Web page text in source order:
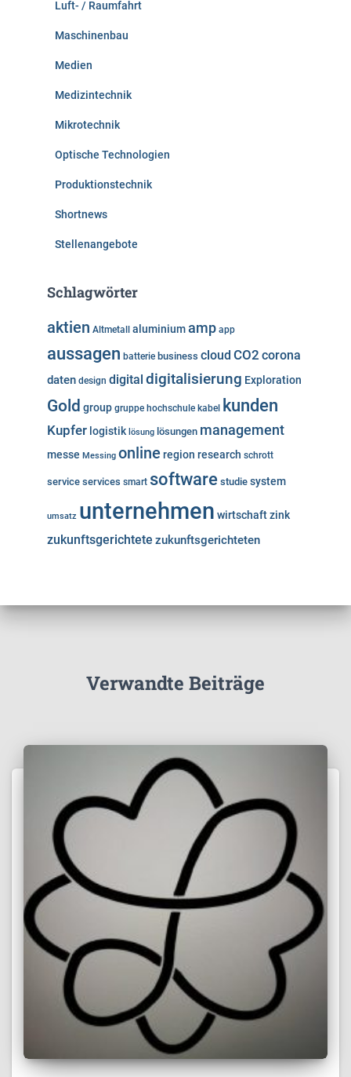
Luft- / Raumfahrt
Maschinenbau
Medien
Medizintechnik
Mikrotechnik
Optische Technologien
Produktionstechnik
Shortnews
Stellenangebote
Schlagwörter
aktien Altmetall aluminiumamp app
aussagen batterie business cloud CO2 corona
daten design digital digitalisierung Exploration
Gold group gruppe hochschule kabel kunden
Kupfer logistik lösung lösungen management
messe Messing online region research schrott
service services smart software studie system
umsatz unternehmen wirtschaftzink
zukunftsgerichtete zukunftsgerichteten
Verwandte Beiträge